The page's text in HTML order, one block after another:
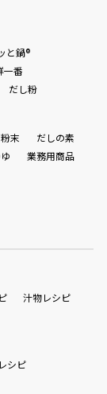
と鍋®
一番
だし粉
粉末
だしの素
業務用商品
汁物レシピ
シピ